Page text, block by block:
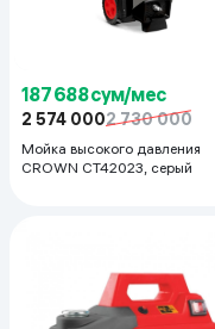
187 688 сум/мес
2 574 0002 730 000
Мойка высокого давления
CROWN CT42023, серый